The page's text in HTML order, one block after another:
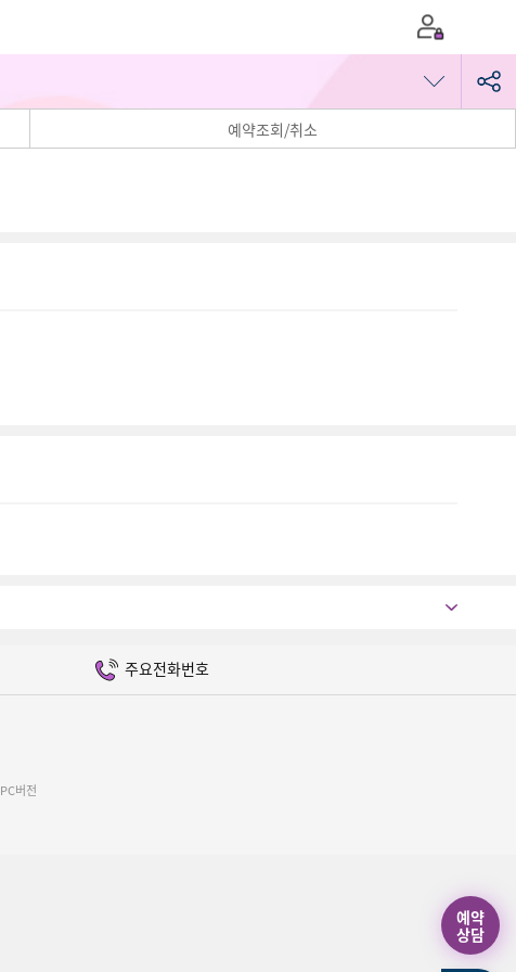
예약조회/취소
예약
상담
주요전화번호
PC버전